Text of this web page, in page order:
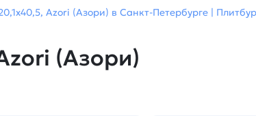
Azori (Азори) в Санкт-Петербурге |
(Азори)